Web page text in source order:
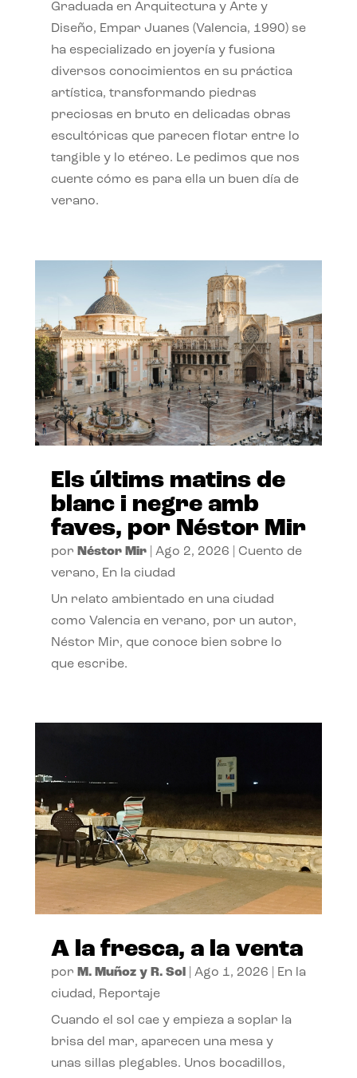
Graduada en Arquitectura y Arte y
Diseño, Empar Juanes (Valencia, 1990) se
ha especializado en joyería y fusiona
diversos conocimientos en su práctica
artística, transformando piedras
preciosas en bruto en delicadas obras
escultóricas que parecen flotar entre lo
tangible y lo etéreo. Le pedimos que nos
cuente cómo es para ella un buen día de
verano.
Els últims matins de
blanc i negre amb
faves, por Néstor Mir
por Néstor Mir| Ago 2, 2026
Cuento de
verano, En la ciudad
Un relato ambientado en una ciudad
como Valencia en verano, por un autor,
Néstor Mir, que conoce bien sobre lo
que escribe.
A la fresca, a la venta
por M. Muñoz y R. Sol| Ago 1, 2026
En la
ciudad, Reportaje
Cuando el sol cae y empieza a soplar la
brisa del mar, aparecen una mesa y
unas sillas plegables. Unos bocadillos,